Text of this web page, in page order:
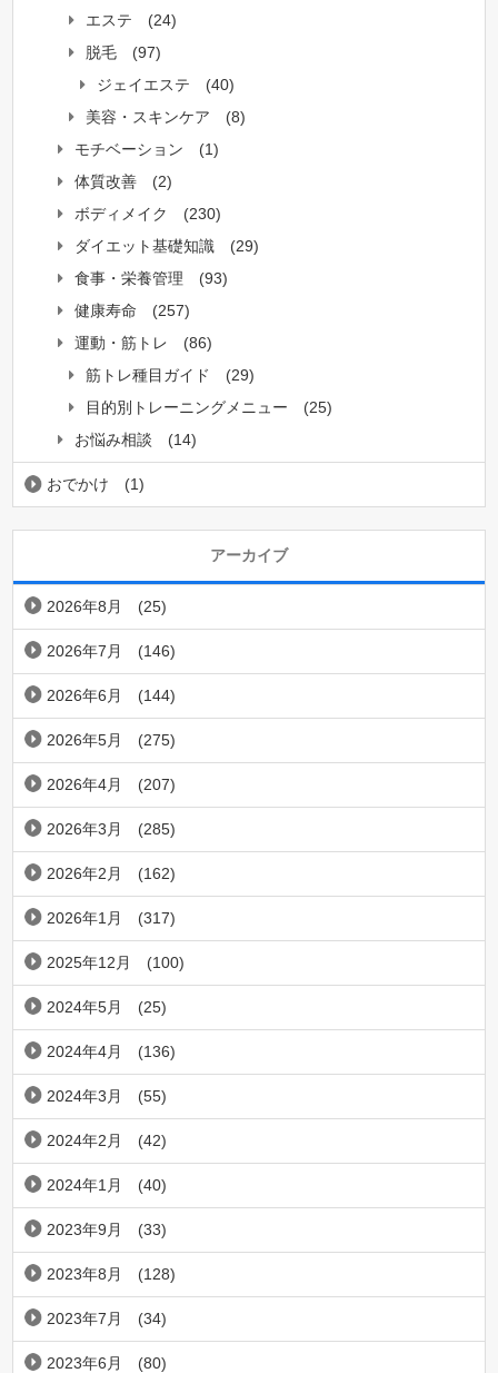
エステ
(24)
脱毛
(97)
ジェイエステ
(40)
美容・スキンケア
(8)
モチベーション
(1)
体質改善
(2)
ボディメイク
(230)
ダイエット基礎知識
(29)
食事・栄養管理
(93)
健康寿命
(257)
運動・筋トレ
(86)
筋トレ種目ガイド
(29)
目的別トレーニングメニュー
(25)
お悩み相談
(14)
おでかけ (1)
アーカイブ
2026年8月 (25)
2026年7月 (146)
2026年6月 (144)
2026年5月 (275)
2026年4月 (207)
2026年3月 (285)
2026年2月 (162)
2026年1月 (317)
2025年12月 (100)
2024年5月 (25)
2024年4月 (136)
2024年3月 (55)
2024年2月 (42)
2024年1月 (40)
2023年9月 (33)
2023年8月 (128)
2023年7月 (34)
2023年6月 (80)